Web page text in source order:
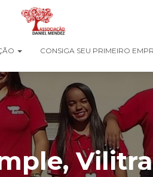
CONSIGA SEU PRIMEIRO